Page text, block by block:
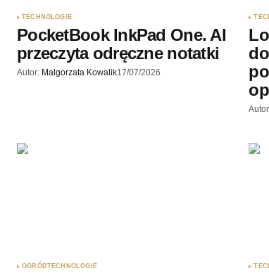
Zapamiętaj moje dane
podczas pisania
TECHNOLOGIE
PocketBook InkPad One. AI
przeczyta odręczne notatki
Autor: Malgorzata Kowalik17/07/2026
OGRÓDTECHNOLOGIE